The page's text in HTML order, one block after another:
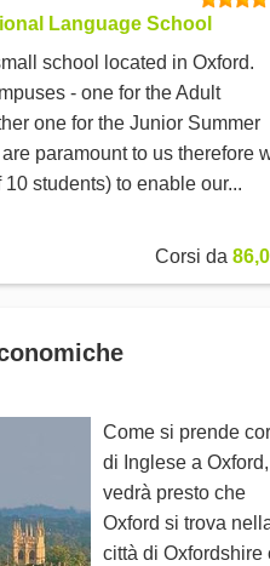
Language School
school located in Oxford.
- one for the Adult
one for the Junior Summer
paramount to us therefore
students) to enable our...
Corsi da
Come si prende
di Inglese a
vedrà presto che
Oxford si trova
città di Oxfordshire